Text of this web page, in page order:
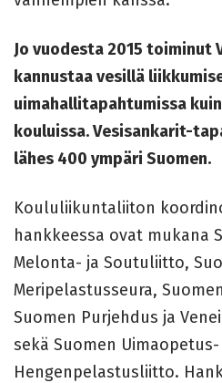
Jo vuodesta 2015 toiminut
kannustaa vesillä
uimahallitapahtumissa
kouluissa. Vesisankarit-
lähes 400 ympäri Suomen.
Koululiikuntaliiton
hankkeessa ovat mukana
Melonta- ja Soutuliitto,
Meripelastusseura,
Suomen Purjehdus ja
sekä Suomen Uimaopetus-
Hengenpelastusliitto.